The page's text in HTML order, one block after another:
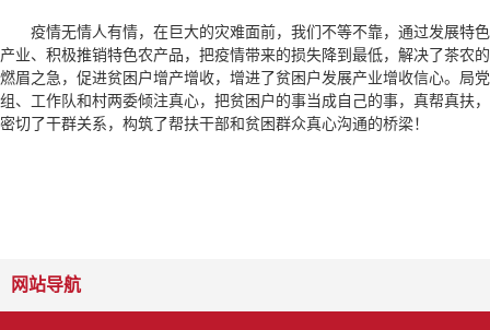
疫情无情人有情，在巨大的灾难面前，我们不等不靠，通过发展特色
产业、积极推销特色农产品，把疫情带来的损失降到最低，解决了茶农的
燃眉之急，促进贫困户增产增收，增进了贫困户发展产业增收信心。局党
组、工作队和村两委倾注真心，把贫困户的事当成自己的事，真帮真扶，
密切了干群关系，构筑了帮扶干部和贫困群众真心沟通的桥梁！
网站导航